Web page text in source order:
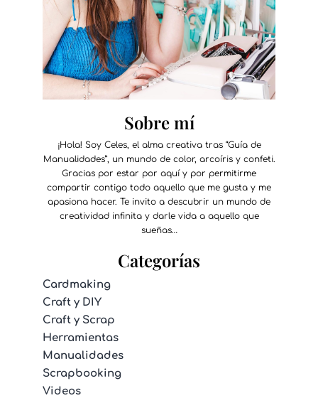
Sobre mí
¡Hola! Soy Celes, el alma creativa tras “Guía de
Manualidades”, un mundo de color, arcoíris y confeti.
Gracias por estar por aquí y por permitirme
compartir contigo todo aquello que me gusta y me
apasiona hacer. Te invito a descubrir un mundo de
creatividad infinita y darle vida a aquello que
sueñas…
Categorías
Cardmaking
Craft y DIY
Craft y Scrap
Herramientas
Manualidades
Scrapbooking
Videos